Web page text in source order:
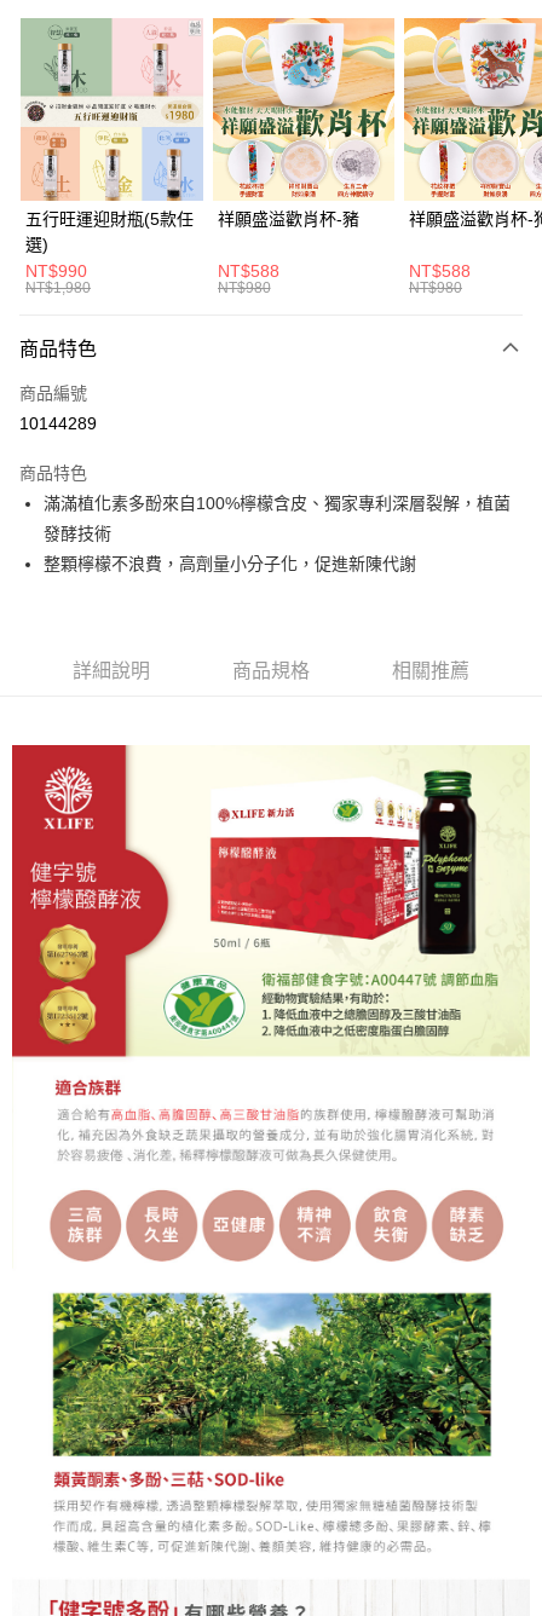
LINE Pay
Apple Pay
街口支付
悠遊付
Google Pay
全支付
大哥付你分期
【大哥付你分期使用說明】
2.付款方式選擇「大哥付你分期」，訂單成立後會自動跳轉到大哥付的交易
流程，驗證手機門號後，選擇欲分期的期數、繳款截止日，確認付款後即完
3.實際核准額度、可分期數及費用金額請依後續交易確認頁面所載為準。
4.訂單成立30分鐘內，如未前往確認交易或遇審核未通過，訂單將自動取
消。如遇「轉專審核」未通過狀況，表示未達大哥付你分期系統評分，恕無
法說明評估內容。
1.分期款項不併入電信帳單，「大哥付你分期」於每月結算日後寄送繳費提
【注意事項】
買賣價金債權讓與本公司後，依約使用本公司帳單繳交帳款。
2.基於同意付款使用「大哥付你分期」之契約關係目的，商店將以您的個人
資料（包含姓名、電話或地址）提供予台灣大哥大進項蒐集、處理及利用，
由本公司與您本人進行分期帳單所需資料之確認、核對及更正。
3.完整用戶服務條款，請詳閱以下連結：
https://oppay.tw/userRule
貨到付款
運送方式
付款後全家取貨(訂單門檻$4000以下)
每筆NT$120，滿NT$1,500(含以上)免運費
付款後7-11取貨(訂單門檻$4000以下)
宅配
每筆NT$120，滿NT$1,500(含以上)免運費
貨到付款
每筆NT$120，滿NT$1,800(含以上)免運費
五行旺運迎財瓶(5款任
選)
NT$990
NT$1,980
祥願盛溢歡肖杯-豬
NT$588
NT$980
祥願盛溢歡肖杯-
NT$588
NT$980
商品特色
商品編號
10144289
商品特色
滿滿植化素多酚來自100%檸檬含皮、獨家專利深層裂解，植菌
發酵技術
整顆檸檬不浪費，高劑量小分子化，促進新陳代謝
詳細說明 商品規格 相關推薦